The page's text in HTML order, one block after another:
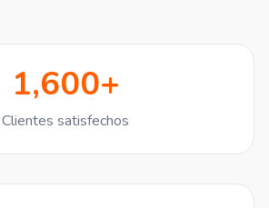
1,600+
Clientes satisfechos